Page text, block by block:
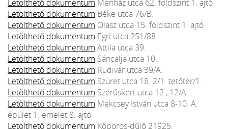
Letölthető dokumentum Menház utca 62. földszint 1. ajtó
Letölthető dokumentum Béke utca 76/B.
Letölthető dokumentum Olasz utca 15. földszint 1. ajtó
Letölthető dokumentum Egri utca 251/88.
Letölthető dokumentum Attila utca 39.
Letölthető dokumentum Sáncalja utca 10.
Letölthető dokumentum Rudivár utca 39/A.
Letölthető dokumentum Szüret utca 18. 2/1. tetőtér/1.
Letölthető dokumentum Szérűskert utca 12., 12/A.
Letölthető dokumentum Mekcsey István utca 8-10. A.
épület 1. emelet 8. ajtó
Letölthető dokumentum Kőporos-dűlő 21925.